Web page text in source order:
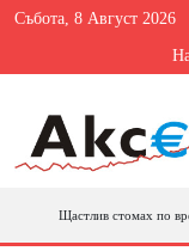
Събота, 8 Август 2026
Щастлив стомах по